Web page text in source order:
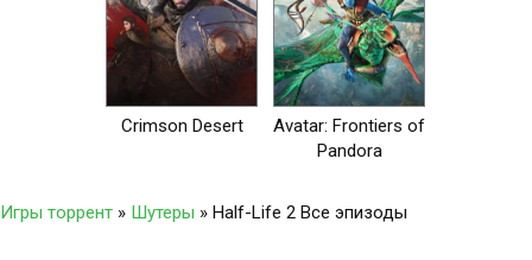
Crimson Desert
Avatar: Frontiers of
Pandora
Игры торрент » Шутеры » Half-Life 2 Все эпизоды